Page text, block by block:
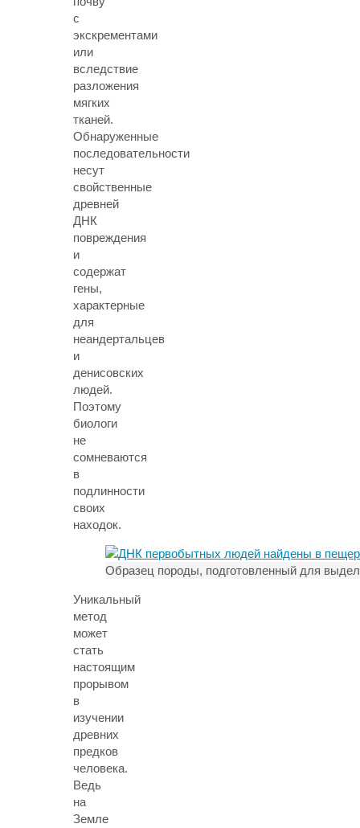
с
экскрементами
или
вследствие
разложения
мягких
тканей.
Обнаруженные
последовательности
несут
свойственные
древней
ДНК
повреждения
и
содержат
гены,
характерные
для
неандертальцев
и
денисовских
людей.
Поэтому
биологи
не
сомневаются
в
подлинности
своих
находок.
Образец породы, подготовленный для
Уникальный
метод
может
стать
настоящим
прорывом
в
изучении
древних
предков
человека.
Ведь
на
Земле